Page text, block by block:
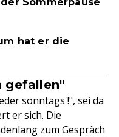
hat er die
gefallen"
sonntags'!", sei da
er sich. Die
zum Gespräch